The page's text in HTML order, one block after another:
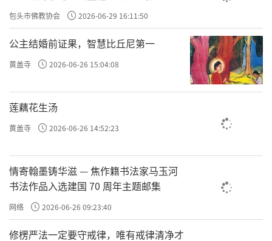
「一天已过，只剩下六天的寿命了，现在快出
家学道吧！」
长者心系五欲之乐，依旧敷衍塘塞：「阿
难尊者请您先回！我马上就到。」
就这样经过二天、三天，乃至于到了第六
天，阿难尊者都到长者家慈悲提醒：「现在出
家修行吧！否则会后悔莫及，如果再不出家，
今日命终，就要堕入涕哭地狱受苦。」
到了这个时候，长者还是放不下世间的欲
乐，他推托着：「请尊者在前先行，我随后就
爱”主题书画笔会
包头市佛教协会 2026-06-29 16:11:50
公主结婚前证果，智慧比丘尼第一
黄盖寺 2026-06-26 15:04:08
莲藕花生汤
黄盖寺 2026-06-26 14:52:23
情寄翰墨铸华滋 — 焦作籍书法家马玉河
书法作品入选建国 70 周年主题邮集
网络 2026-06-26 09:23:40
修楞严法一定要守戒律，唯有戒律清净才